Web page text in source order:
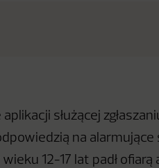
aplikacji służącej
na
12-17 lat padł ofiarą